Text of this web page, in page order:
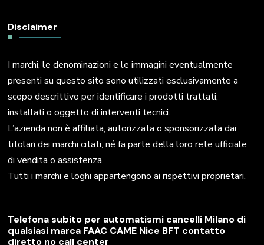
Disclaimer
I marchi, le denominazioni e le immagini eventualmente
presenti su questo sito sono utilizzati esclusivamente a
scopo descrittivo per identificare i prodotti trattati,
installati o oggetto di interventi tecnici.
L’azienda non è affiliata, autorizzata o sponsorizzata dai
titolari dei marchi citati, né fa parte della loro rete ufficiale
di vendita o assistenza.
Tutti i marchi e loghi appartengono ai rispettivi proprietari.
Telefona subito per automatismi cancelli Milano di
qualsiasi marca FAAC CAME Nice BFT contatto
diretto no call center